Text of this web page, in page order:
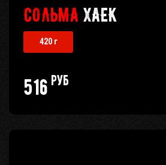
СОЛЬМА ХАЕК
420 г
516 руб